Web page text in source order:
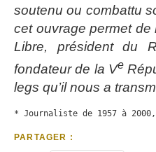
soutenu ou combattu
cet ouvrage permet de
Libre, président du
fondateur de la Ve
legs qu’il nous a
* Journaliste de 1957 à
PARTAGER :